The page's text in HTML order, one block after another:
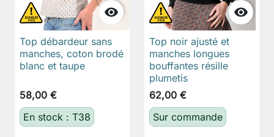

Top débardeur sans
manches, coton brodé
blanc et taupe
58,00 €
En stock : T38

Top noir ajusté et
manches longues
bouffantes résille
plumetis
62,00 €
Sur commande